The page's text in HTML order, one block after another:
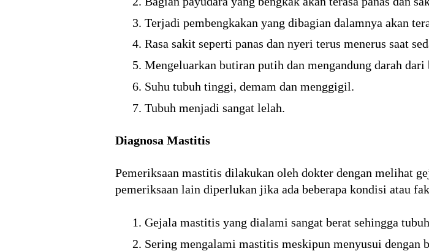
Terjadi pembengkakan yang dibagian dalamnya akan
Rasa sakit seperti panas dan nyeri terus menerus saat
Mengeluarkan butiran putih dan mengandung darah dari
Suhu tubuh tinggi, demam dan menggigil.
Tubuh menjadi sangat lelah.
Diagnosa Mastitis
Pemeriksaan mastitis dilakukan oleh dokter dengan melihat
pemeriksaan lain diperlukan jika ada beberapa kondisi atau
Gejala mastitis yang dialami sangat berat sehingga
Sering mengalami mastitis meskipun menyusui dengan